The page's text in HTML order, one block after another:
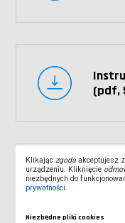
(pdf,
Klikajączgoda akceptujesz
urządzeniu. Kliknięcie
niezbędnych do
prywatności.
Niezbędne pliki cookies